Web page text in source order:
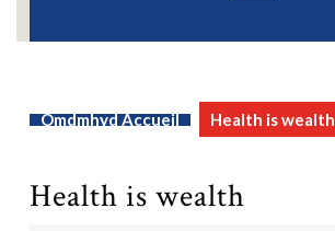
Omdmhyd Accueil Health is wealth
Health is wealth